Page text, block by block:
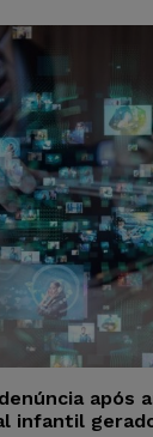
após
infantil